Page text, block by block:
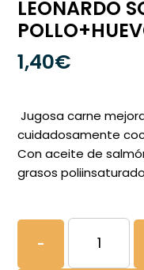
LEONARDO
1,40€
Jugosa carne
cuidadosamente
Con aceite de
grasos
-
SOBRES